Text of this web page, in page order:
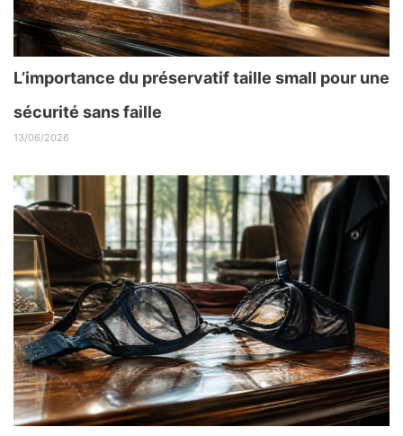
L’importance du préservatif taille small pour une
sécurité sans faille
13/06/2026